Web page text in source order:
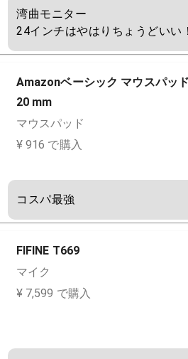
湾曲モニター
24インチはやはりちょうどいい
Amazonベーシック マウスパッ
20 mm
マウスパッド
¥ 916 で購入
コスパ最強
FIFINE T669
マイク
¥ 7,599 で購入